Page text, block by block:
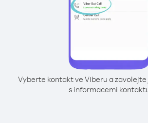
Vyberte kontakt ve Viberu a zavolejte
s informacemi